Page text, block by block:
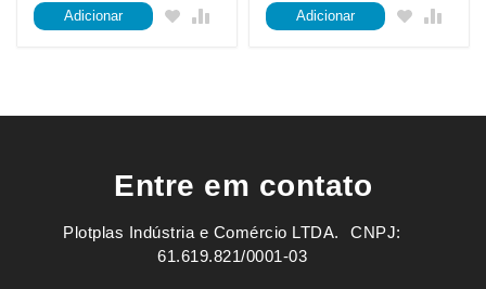
Adicionar Adicionar
Entre em contato
Plotplas Indústria e Comércio LTDA. ㅤㅤㅤ CNPJ:
61.619.821/0001-03